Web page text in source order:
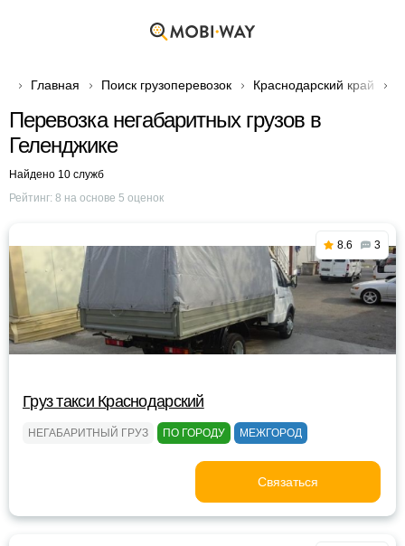
Главная Поиск грузоперевозок Краснодарский край
Перевозка негабаритных грузов в
Геленджике
Найдено 10 служб
Рейтинг: 8 на основе 5 оценок
8.6 3
Груз такси Краснодарский
НЕГАБАРИТНЫЙ ГРУЗ ПО ГОРОДУ МЕЖГОРОД
Связаться